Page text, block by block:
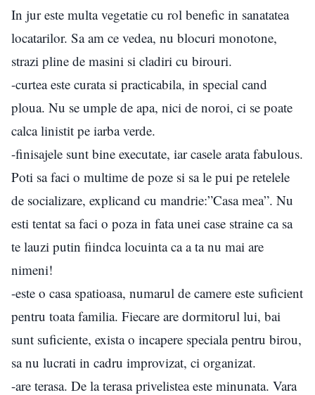
In jur este multa vegetatie cu rol benefic in sanatatea
locatarilor. Sa am ce vedea, nu blocuri monotone,
strazi pline de masini si cladiri cu birouri.
-curtea este curata si practicabila, in special cand
ploua. Nu se umple de apa, nici de noroi, ci se poate
calca linistit pe iarba verde.
-finisajele sunt bine executate, iar casele arata fabulous.
Poti sa faci o multime de poze si sa le pui pe retelele
de socializare, explicand cu mandrie:”Casa mea”. Nu
esti tentat sa faci o poza in fata unei case straine ca sa
te lauzi putin fiindca locuinta ca a ta nu mai are
nimeni!
-este o casa spatioasa, numarul de camere este suficient
pentru toata familia. Fiecare are dormitorul lui, bai
sunt suficiente, exista o incapere speciala pentru birou,
sa nu lucrati in cadru improvizat, ci organizat.
-are terasa. De la terasa privelistea este minunata. Vara